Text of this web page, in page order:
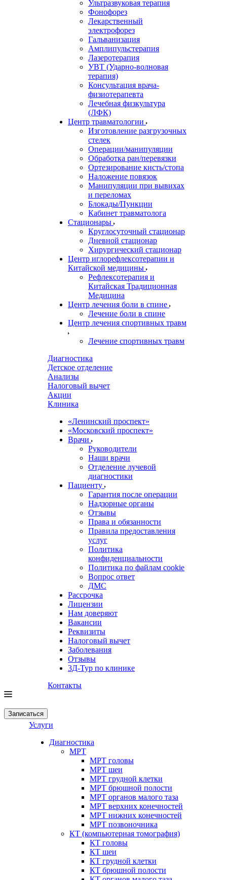
Ультразвуковая терапия
Фонофорез
Лекарственный
электрофорез
Гальванизация
Амплипульстерапия
Лазеротерапия
УВТ (Ударно-волновая
терапия)
Консультация врача-
физиотерапевта
Лечебная физкультура
(ЛФК)
Центр травматологии
Изготовление разгрузочных
стелек
Операции/манипуляции
Обработка ран/перевязки
Ортезирование кисть/стопа
Наложение повязок
Манипуляции при вывихах
и переломах
Блокады/Пункции
Кабинет травматолога
Стационары
Круглосуточный стационар
Дневной стационар
Хирургический стационар
Центр иглорефлексотерапии и
Китайской медицины
Рефлексотерапия и
Китайская Традиционная
Медицина
Центр лечения боли в спине
Лечение боли в спине
Центр лечения спортивных травм
Лечение спортивных травм
Диагностика
Детское отделение
Анализы
Налоговый вычет
Акции
Клиника
«Ленинский проспект»
«Московский проспект»
Врачи
Руководители
Наши врачи
Отделение лучевой
диагностики
Пациенту
Гарантия после операции
Надзорные органы
Отзывы
Права и обязанности
Правила предоставления
услуг
Политика
конфиденциальности
Политика по файлам cookie
Вопрос ответ
ДМС
Рассрочка
Лицензии
Нам доверяют
Вакансии
Реквизиты
Налоговый вычет
Заболевания
Отзывы
3Д-Тур по клинике
Контакты
Записаться
Услуги
Диагностика
МРТ
МРТ головы
МРТ шеи
МРТ грудной клетки
МРТ брюшной полости
МРТ органов малого таза
МРТ верхних конечностей
МРТ нижних конечностей
МРТ позвоночника
КТ (компьютерная томография)
КТ головы
КТ шеи
КТ грудной клетки
КТ брюшной полости